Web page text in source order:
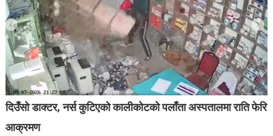
दिउँसो डाक्टर, नर्स कुटिएको कालीकोटको पलाँता अस्पतालमा राति फेरि
आक्रमण